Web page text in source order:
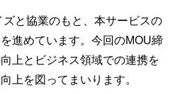
と協業のもと、本サービスの
進めています。今回のMOU締
上とビジネス領域での連携を
上を図ってまいります。